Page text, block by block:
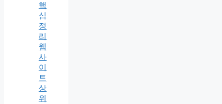
핵
심
정
리
웹
사
이
트
상
위